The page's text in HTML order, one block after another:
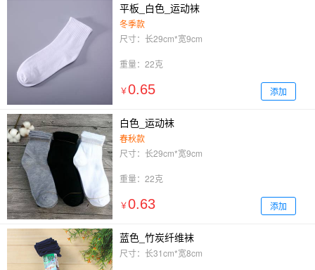
平板_白色_运动袜
冬季款
尺寸：长29cm*宽9cm
重量：22克
￥0.65 添加
白色_运动袜
春秋款
尺寸：长29cm*宽9cm
重量：22克
￥0.63 添加
蓝色_竹炭纤维袜
尺寸：长31cm*宽8cm